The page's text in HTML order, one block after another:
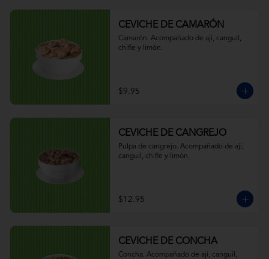
CEVICHE DE CAMARÓN
Camarón. Acompañado de ají, canguil,
chifle y limón.
$9.95
CEVICHE DE CANGREJO
Pulpa de cangrejo. Acompañado de ají,
canguil, chifle y limón.
$12.95
CEVICHE DE CONCHA
Concha. Acompañado de ají, canguil,